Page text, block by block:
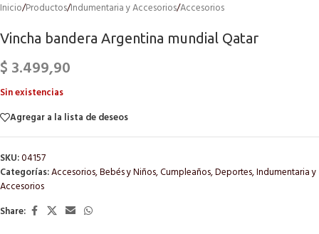
Inicio/Productos/Indumentaria y Accesorios/Accesorios
Vincha bandera Argentina mundial Qatar
$ 3.499,90
Sin existencias
Agregar a la lista de deseos
SKU:04157
Categorías:Accesorios,Bebés y Niños,Cumpleaños,Deportes,Indumentaria y
Accesorios
Share: